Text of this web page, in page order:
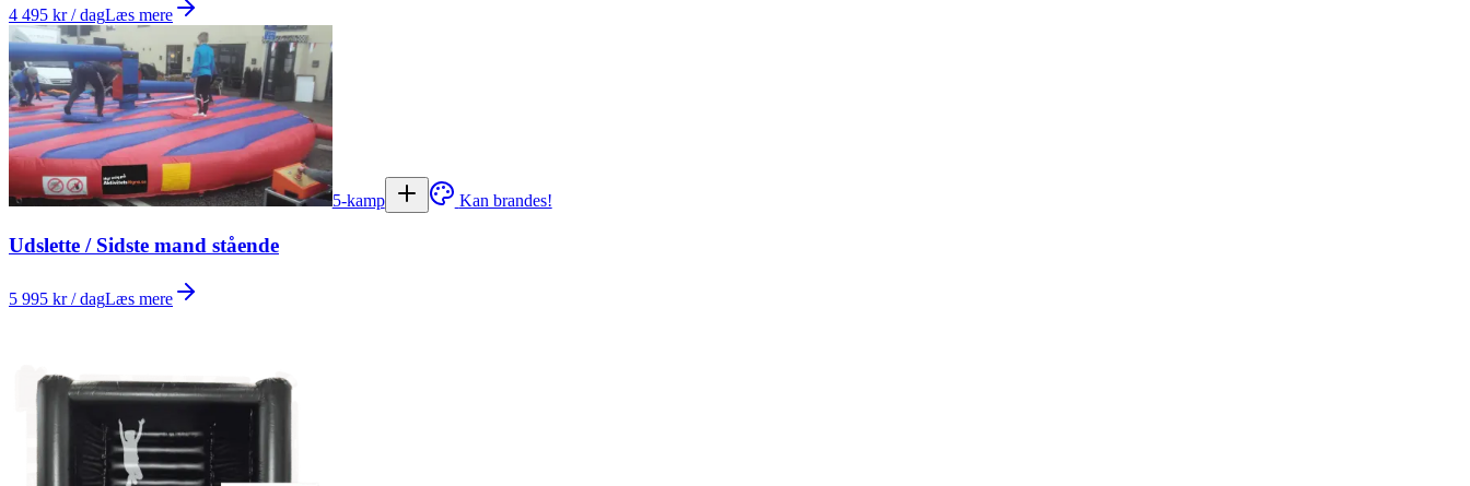
4 495 kr / dagLæs mere
5-kamp Kan brandes!
Udslette / Sidste mand stående
5 995 kr / dagLæs mere